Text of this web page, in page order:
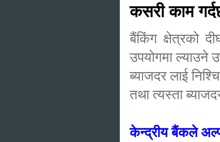
कसरी काम
बैंकिंग क्षेत्रको
उपयोगमा ल्याउने
ब्याजदर लाई
तथा त्यस्ता
केन्द्रीय बैंकले